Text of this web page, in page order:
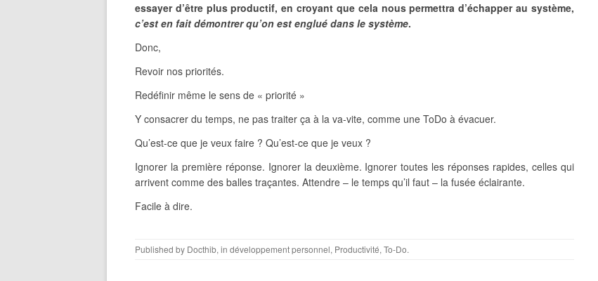
essayer d’être plus productif, en croyant que cela nous permettra d’échapper au système,
c’est en fait démontrer qu’on est englué dans le système.
Donc,
Revoir nos priorités.
Redéfinir même le sens de « priorité »
Y consacrer du temps, ne pas traiter ça à la va-vite, comme une ToDo à évacuer.
Qu’est-ce que je veux faire ? Qu’est-ce que je veux ?
Ignorer la première réponse. Ignorer la deuxième. Ignorer toutes les réponses rapides, celles qui
arrivent comme des balles traçantes. Attendre – le temps qu’il faut – la fusée éclairante.
Facile à dire.
Published by Docthib, in développement personnel, Productivité, To-Do.